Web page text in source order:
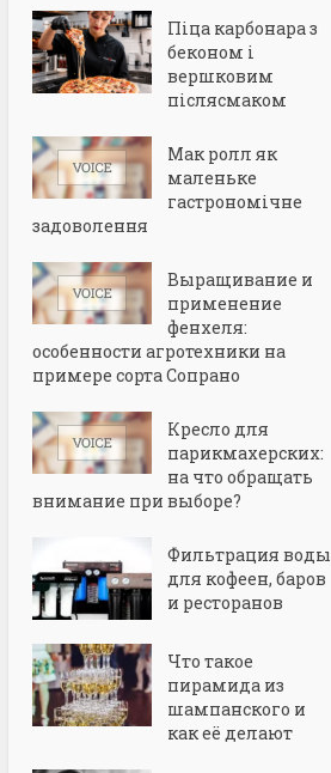
Піца карбонара з
беконом і
вершковим
післясмаком
Мак ролл як
маленьке
гастрономічне
задоволення
Выращивание и
применение
фенхеля:
особенности агротехники на
примере сорта Сопрано
Кресло для
парикмахерских:
на что обращать
внимание при выборе?
Фильтрация воды
для кофеен, баров
и ресторанов
Что такое
пирамида из
шампанского и
как её делают